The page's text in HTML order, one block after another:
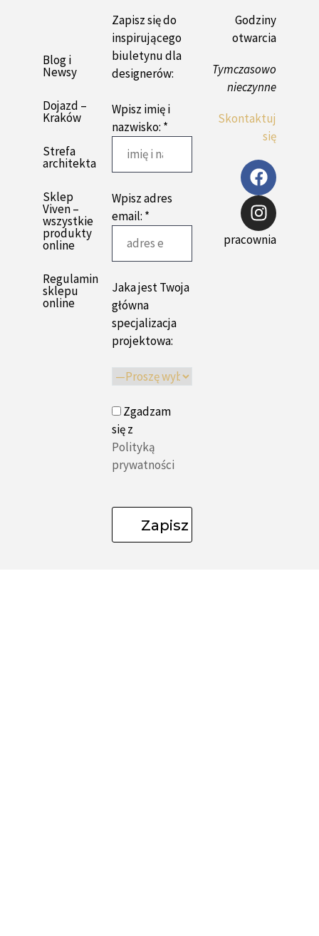
Blog i
Newsy
Dojazd –
Kraków
Strefa
architekta
Sklep
Viven –
wszystkie
produkty
online
Regulamin
sklepu
online
Zapisz się do
inspirującego
biuletynu dla
designerów:
Wpisz imię i
nazwisko: *
Wpisz adres
email: *
Jaka jest Twoja
główna
specjalizacja
projektowa:
Zgadzam
się z
Polityką
prywatności
Godziny
otwarcia
Tymczasowo
nieczynne
Skontaktuj
się
pracownia